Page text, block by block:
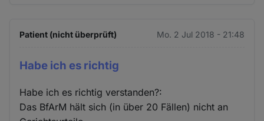
Patient (nicht überprüft) Mo. 2 Jul 2018 - 21:48
Habe ich es richtig
Habe ich es richtig verstanden?:
Das BfArM hält sich (in über 20 Fällen) nicht an